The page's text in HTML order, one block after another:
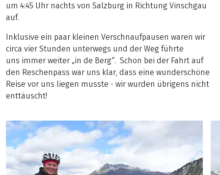
um 4:45 Uhr nachts von Salzburg in Richtung Vinschgau
auf.
Inklusive ein paar kleinen Verschnaufpausen waren wir
circa vier Stunden unterwegs und der Weg führte
uns immer weiter „in de Berg“. Schon bei der Fahrt auf
den Reschenpass war uns klar, dass eine wunderschöne
Reise vor uns liegen musste - wir wurden übrigens nicht
enttäuscht!